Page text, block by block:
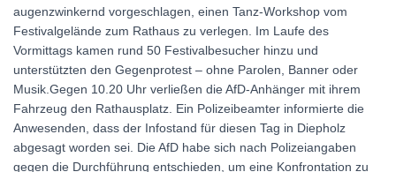
augenzwinkernd vorgeschlagen, einen Tanz-Workshop vom
Festivalgelände zum Rathaus zu verlegen. Im Laufe des
Vormittags kamen rund 50 Festivalbesucher hinzu und
unterstützten den Gegenprotest – ohne Parolen, Banner oder
Musik.Gegen 10.20 Uhr verließen die AfD-Anhänger mit ihrem
Fahrzeug den Rathausplatz. Ein Polizeibeamter informierte die
Anwesenden, dass der Infostand für diesen Tag in Diepholz
abgesagt worden sei. Die AfD habe sich nach Polizeiangaben
gegen die Durchführung entschieden, um eine Konfrontation zu